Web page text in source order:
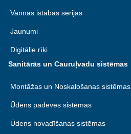
Vannas istabas sērijas
Jaunumi
Digitālie rīki
Sanitārās un Cauruļvadu sistēmas
Montāžas un Noskalošanas sistēmas
Ūdens padeves sistēmas
Ūdens novadīšanas sistēmas